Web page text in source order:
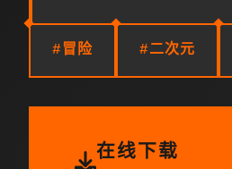
#冒险 #二次元
在线下载